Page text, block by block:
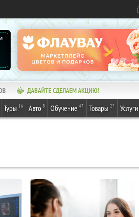
ДАВАЙТЕ СДЕЛАЕМ АКЦИЮ!
Туры 16 Авто 8 Обучение 47 Товары 29 Услуги